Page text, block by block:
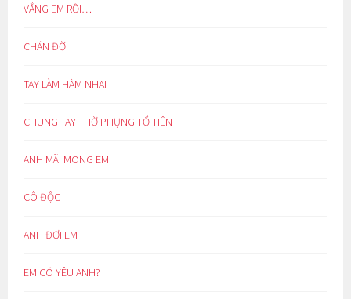
VẮNG EM RỒI…
CHÁN ĐỜI
TAY LÀM HÀM NHAI
CHUNG TAY THỜ PHỤNG TỔ TIÊN
ANH MÃI MONG EM
CÔ ĐỘC
ANH ĐỢI EM
EM CÓ YÊU ANH?